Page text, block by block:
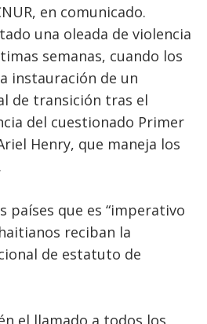
en comunicado.
una oleada de violencia
semanas, cuando los
instauración de un
de transición tras el
del cuestionado Primer
Henry, que maneja los
países que es “imperativo
reciban la
de estatuto de
el llamado a todos los